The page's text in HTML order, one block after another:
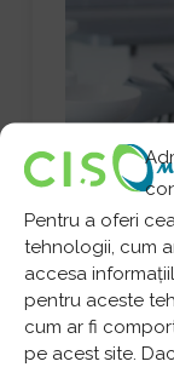
Pentru a oferi
tehnologii, cum
accesa
pentru aceste
cum ar fi
pe acest site.